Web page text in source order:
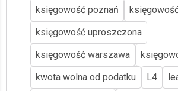
księgowość poznań
księgowość uproszczona
księgowość warszawa
kwota wolna od podatku
L4